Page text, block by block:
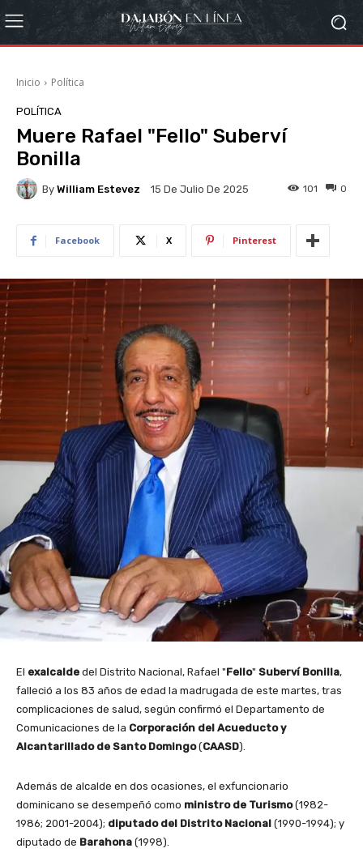
Inicio Política
POLÍTICA
Muere Rafael "Fello" Suberví
Bonilla
By William Estevez 15 De Julio De 2025 0
101
Facebook X Pinterest
El exalcalde del Distrito Nacional, Rafael "Fello" Suberví Bonilla,
falleció a los 83 años de edad la madrugada de este martes, tras
complicaciones de salud, según confirmó el Departamento de
Comunicaciones de la Corporación del Acueducto y
Alcantarillado de Santo Domingo(CAASD).
Además de alcalde en dos ocasiones, el exfuncionario
dominicano se desempeñó como ministro de Turismo(1982-
1986; 2001-2004); diputado del Distrito Nacional (1990-1994); y
diputado de Barahona (1998).